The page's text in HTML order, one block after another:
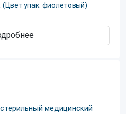
(Цвет упак. фиолетовый)